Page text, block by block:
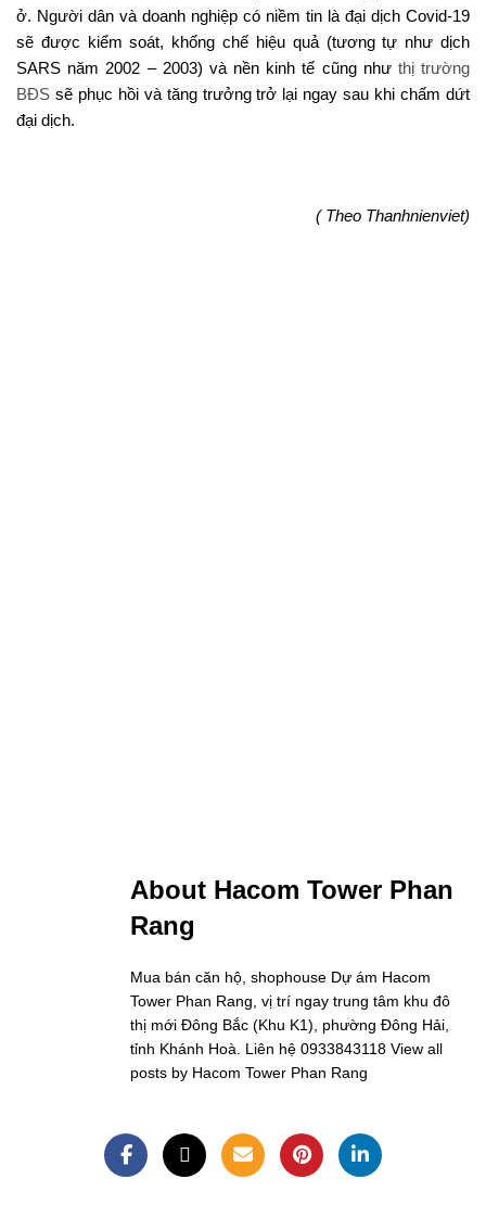
ở. Người dân và doanh nghiệp có niềm tin là đại dịch Covid-19
sẽ được kiểm soát, khống chế hiệu quả (tương tự như dịch
SARS năm 2002 – 2003) và nền kinh tế cũng như thị trường
BĐS sẽ phục hồi và tăng trưởng trở lại ngay sau khi chấm dứt
đại dịch.
( Theo Thanhnienviet)
About Hacom Tower Phan
Rang
Mua bán căn hộ, shophouse Dự ám Hacom
Tower Phan Rang, vị trí ngay trung tâm khu đô
thị mới Đông Bắc (Khu K1), phường Đông Hải,
tỉnh Khánh Hoà. Liên hệ 0933843118 View all
posts by Hacom Tower Phan Rang